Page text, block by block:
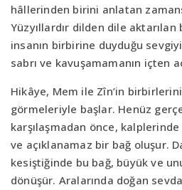
hâllerinden birini anlatan
Yüzyıllardır dilden dile
insanın birbirine duyduğu
sabrı ve kavuşamamanın içten
Hikâye, Mem ile Zîn’in
görmeleriyle başlar. Henüz
karşılaşmadan önce,
ve açıklanamaz bir bağ oluşur.
kesiştiğinde bu bağ, büyük ve
dönüşür. Aralarında doğan